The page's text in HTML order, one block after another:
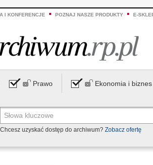
I KONFERENCJE POZNAJ NASZE PRODUKTY E-
Prawo Ekonomia i biznes
Chcesz uzyskać dostęp do archiwum? Zobacz ofertę